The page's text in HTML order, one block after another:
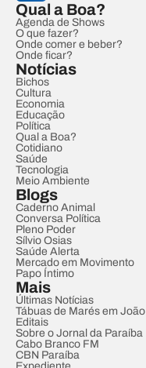
Qual a Boa?
Agenda de Shows
O que fazer?
Onde comer e beber?
Onde ficar?
Notícias
Bichos
Cultura
Economia
Educação
Política
Qual a Boa?
Cotidiano
Saúde
Tecnologia
Meio Ambiente
Blogs
Caderno Animal
Conversa Política
Pleno Poder
Sílvio Osias
Saúde Alerta
Mercado em Movimento
Papo Íntimo
Mais
Últimas Notícias
Tábuas de Marés em
Editais
Sobre o Jornal da Paraíba
Cabo Branco FM
CBN Paraíba